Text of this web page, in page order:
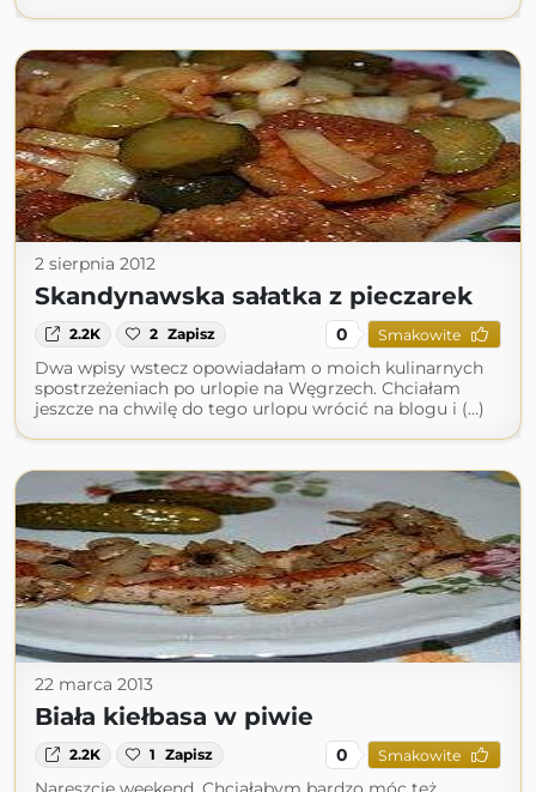
2 sierpnia 2012
Skandynawska sałatka z pieczarek
2.2K 2 Zapisz 0 Smakowite
Dwa wpisy wstecz opowiadałam o moich kulinarnych
spostrzeżeniach po urlopie na Węgrzech. Chciałam
jeszcze na chwilę do tego urlopu wrócić na blogu i (...)
22 marca 2013
Biała kiełbasa w piwie
2.2K 1 Zapisz 0 Smakowite